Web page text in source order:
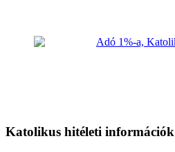
Katolikus hitéleti információk